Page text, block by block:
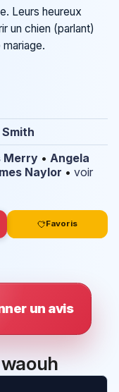
Leurs heureux
un chien (parlant)
Merry • Angela
Naylor • voir
Favoris
un avis